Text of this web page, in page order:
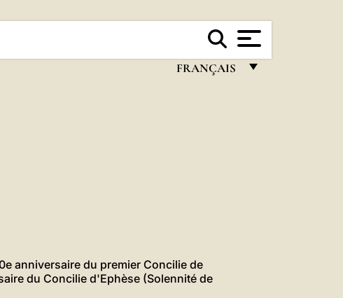
FRANÇAIS
POLSKI
العربيّة
anniversaire du premier Concilie de
du Concilie d'Ephèse (Solennité de